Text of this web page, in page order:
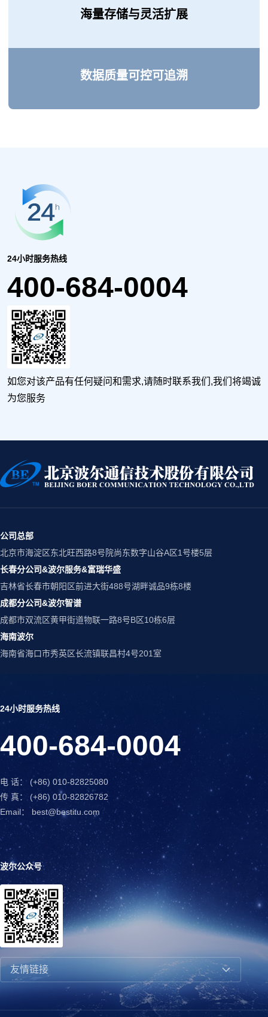
海量存储与灵活扩展
数据质量可控可追溯
24小时服务热线
400-684-0004
如您对该产品有任何疑问和需求,请随时联系我们,我们将竭诚
为您服务
公司总部
北京市海淀区东北旺西路8号院尚东数字山谷A区1号楼5层
长春分公司&波尔服务&富瑞华盛
吉林省长春市朝阳区前进大街488号湖畔诚品9栋8楼
成都分公司&波尔智谱
成都市双流区黄甲街道物联一路8号B区10栋6层
海南波尔
海南省海口市秀英区长流镇联昌村4号201室
24小时服务热线
400-684-0004
电 话： (+86) 010-82825080
传 真： (+86) 010-82826782
Email： best@bestitu.com
波尔公众号
友情链接